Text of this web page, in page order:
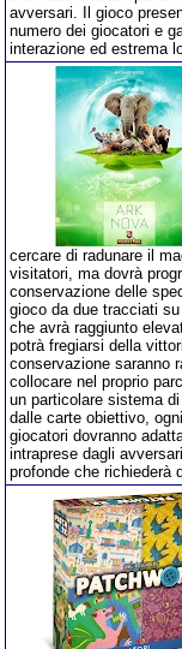
avversari. Il gioco
numero dei giocatori e
interazione ed estrema
cercare di radunare il
visitatori, ma dovrà
conservazione delle
gioco da due tracciati
che avrà raggiunto
potrà fregiarsi della
conservazione saranno
collocare nel proprio
un particolare sistema
dalle carte obiettivo,
giocatori dovranno
intraprese dagli
profonde che richiederà